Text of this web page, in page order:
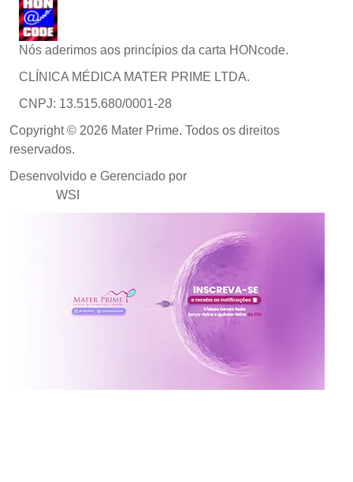
Nós aderimos aos princípios da carta HONcode.
CLÍNICA MÉDICA MATER PRIME LTDA.
CNPJ: 13.515.680/0001-28
Copyright © 2026 Mater Prime. Todos os direitos
reservados.
Desenvolvido e Gerenciado por
WSI